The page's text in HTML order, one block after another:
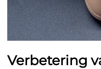
Verbetering